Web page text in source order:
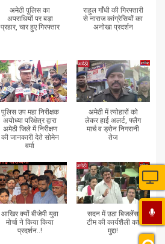
अमेठी पुलिस का
अपराधियों पर बड़ा
प्रहार, चार हुए गिरफ्तार
राहुल गाँधी की गिरफ्तारी
से नाराज कांग्रेसियों का
अनोखा प्रदर्शन
पुलिस उप महा निरीक्षक
अयोध्या परिक्षेत्र द्वारा
अमेठी जिले में निरीक्षण
की जानकारी देते सोमेन
वर्मा
अमेठी में त्योहारों को
लेकर हाई अलर्ट, फ्लैग
मार्च व ड्रोन निगरानी
तेज
आखिर क्यों बीजेपी युवा
मोर्चा ने किया किया
प्रदर्शन..!
सदन में उठा बिजलेंस
टीम की कार्यशैली का
मुद्दा!